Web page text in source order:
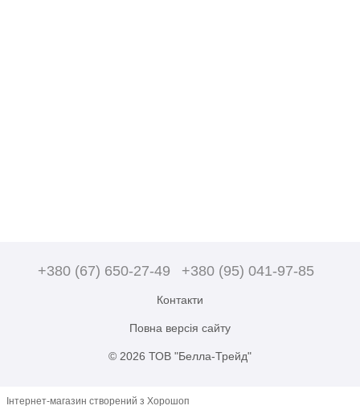
+380 (67) 650-27-49 +380 (95) 041-97-85
Контакти
Повна версія сайту
© 2026 ТОВ "Белла-Трейд"
Інтернет-магазин створений з Хорошоп